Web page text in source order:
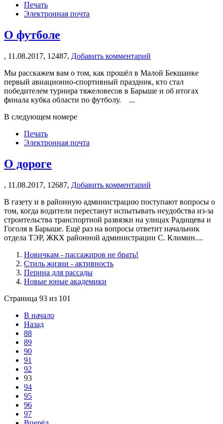
Печать
Электронная почта
О футболе
, 11.08.2017, 12487, Добавить комментарий
Мы расскажем вам о том, как прошёл в Малой Бекшанке
первый авиационно-спортивный праздник, кто стал
победителем турнира тяжеловесов в Барыше и об итогах
финала кубка области по футболу. ...
В следующем номере
Печать
Электронная почта
О дороге
, 11.08.2017, 12687, Добавить комментарий
В газету и в районную администрацию поступают вопросы о
том, когда водители перестанут испытывать неудобства из-за
строительства транспортной развязки на улицах Радищева и
Гоголя в Барыше. Ещё раз на вопросы ответит начальник
отдела ТЭР, ЖКХ районной администрации С. Климин....
Новичкам - пассажиров не брать!
Стиль жизни - активность
Перина для рассады
Новые юные академики
Страница 93 из 101
В начало
Назад
88
89
90
91
92
93
94
95
96
97